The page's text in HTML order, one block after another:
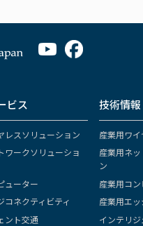
ビス
レスソリューション
ワークソリューショ
ューター
コネクティビティ
ント交通
技術情報
産業用ワ
産業用ネ
ン
産業用コ
産業用エ
インテリ